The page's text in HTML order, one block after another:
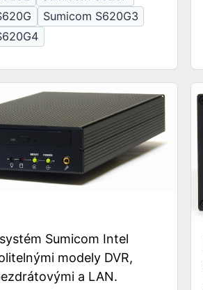
Sumicom S620G3
Sumicom Intel
modely DVR,
a LAN.